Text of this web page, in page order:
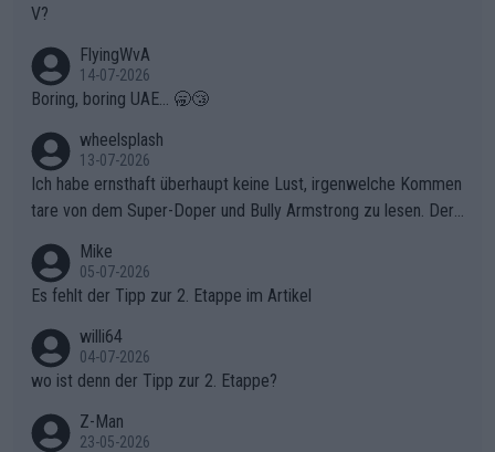
V?
FlyingWvA
14-07-2026
Boring, boring UAE... 🥱😴
wheelsplash
13-07-2026
Ich habe ernsthaft überhaupt keine Lust, irgenwelche Kommen
tare von dem Super-Doper und Bully Armstrong zu lesen. Der
r die gehört nicht in dieses Medium!
Mike
05-07-2026
Es fehlt der Tipp zur 2. Etappe im Artikel
willi64
04-07-2026
wo ist denn der Tipp zur 2. Etappe?
Z-Man
23-05-2026